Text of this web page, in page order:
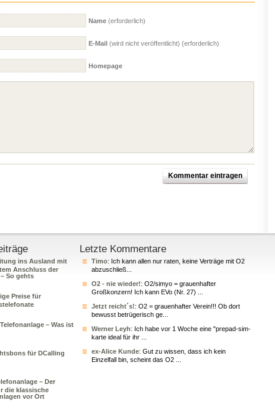
Name (erforderlich)
E-Mail (wird nicht veröffentlicht) (erforderlich)
Homepage
ins Ausland mit
Anschluss der
So gehts
Preise für
– Was ist
für DCalling
– Der
die klassische
vor Ort
Letzte Kommentare
Timo: Ich kann allen nur raten, keine Verträge mit O2
abzuschließ...
O2 - nie wieder!: O2/simyo = grauenhafter
Großkonzern! Ich kann EVo (Nr. 27) ...
Jetzt reicht´s!: O2 = grauenhafter Verein!!! Ob dort
bewusst betrügerisch ge...
Werner Leyh: Ich habe vor 1 Woche eine "prepad-sim-
karte ideal für ihr ...
ex-Alice Kunde: Gut zu wissen, dass ich kein
Einzelfall bin, scheint das O2 ...